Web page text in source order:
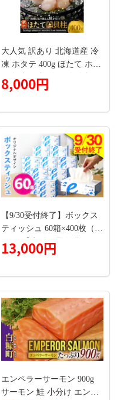
大人気 訳あり 北海道産 冷
凍 ホタテ 400g ほたて ホタ
テ 帆立 貝柱 海鮮 魚介類
刺身 大粒 天然 海鮮 ランキ
8,000円
【9/30受付終了】ボックス
ティッシュ 60箱×400枚（20
0組）【生活用品 雑貨 日用
品 必需品 紙 常備品 まとめ
ッシュ eスポーツ応援 泉佐
野市オリジナル】 099H342
2
13,000円
エンペラーサーモン 900g
サーモン 鮭 小分け エンペ